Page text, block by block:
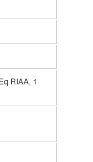
RIAA, 1